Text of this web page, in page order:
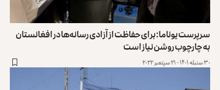
سرپرست یوناما: برای حفاظت از آزادی رسانه‌ها در افغانستان
به چارچوب روشن نیاز است
۳۰ سنبله ۱۴۰۱ - ۲۱ سپتمبر ۲۰۲۲